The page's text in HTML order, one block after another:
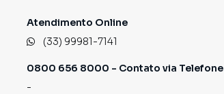
Atendimento Online
(33) 99981-7141
0800 656 8000 - Contato via Telefone
-